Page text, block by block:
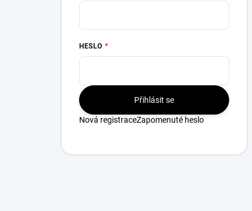
HESLO
Přihlásit se
Nová registraceZapomenuté heslo